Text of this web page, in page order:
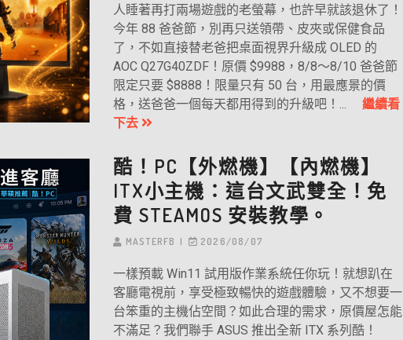
人睡著再打兩場遊戲的老螢幕，也許早就該退休了！
今年 88 爸爸節，別再只送領帶、皮夾或保健食品
了，不如直接替老爸把桌面視界升級成 OLED 的
AOC Q27G40ZDF！原價 $9988，8/8～8/10 爸爸節
限定只要 $8888！限量只有 50 台，用最應景的價
格，送爸爸一個每天都用得到的升級吧！...繼續看
下去
酷！PC【外燃機】【內燃機】
ITX小主機：這台文武雙全！免
費 STEAMOS 安裝教學。
MASTERFB 2026/08/07
一樣預載 Win11 試用版作業系統任你玩！就想趴在
客廳電視前，享受極致暢快的遊戲體驗，又不想要一
台笨重的主機佔空間？如此合理的需求，原價屋怎能
不滿足？我們聯手 ASUS 推出全新 ITX 系列酷！